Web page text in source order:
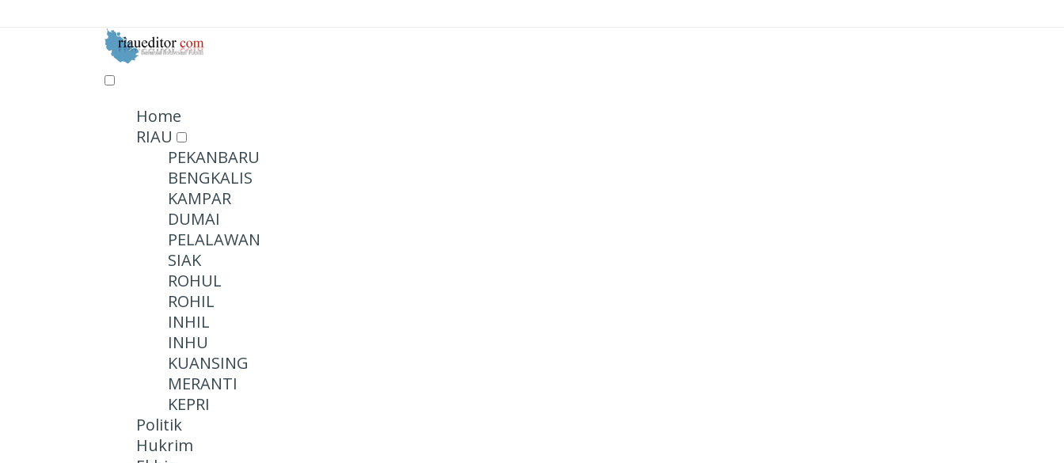
Home
RIAU
PEKANBARU
BENGKALIS
KAMPAR
DUMAI
PELALAWAN
SIAK
ROHUL
ROHIL
INHIL
INHU
KUANSING
MERANTI
KEPRI
Politik
Hukrim